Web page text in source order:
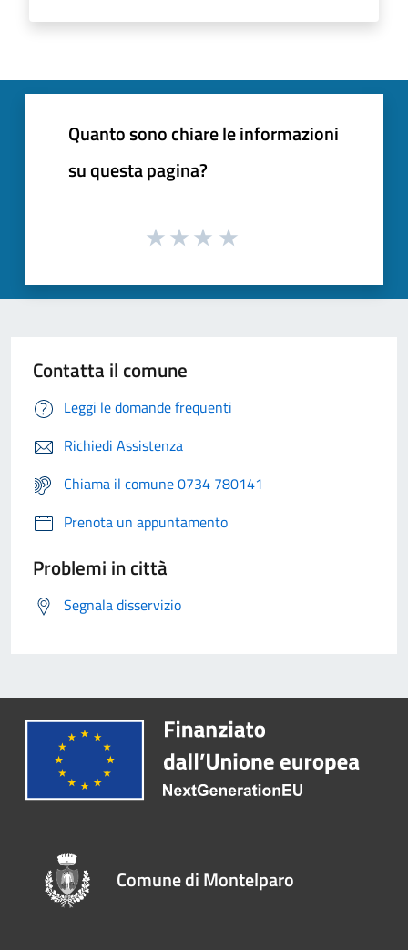
Quanto sono chiare le informazioni
su questa pagina?
Contatta il comune
Leggi le domande frequenti
Richiedi Assistenza
Chiama il comune 0734 780141
Prenota un appuntamento
Problemi in città
Segnala disservizio
Comune di Montelparo